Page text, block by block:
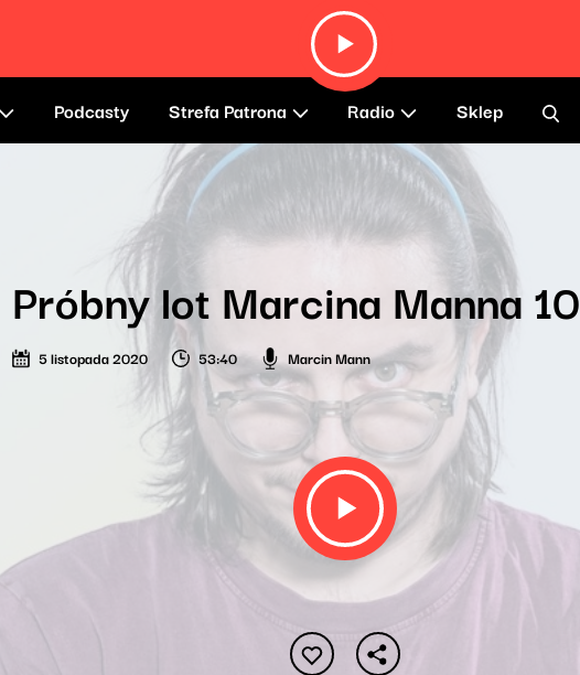
Podcasty Strefa Patrona Radio Sklep
Próbny lot Marcina Manna 10
5 listopada 2020 53:40 Marcin Mann